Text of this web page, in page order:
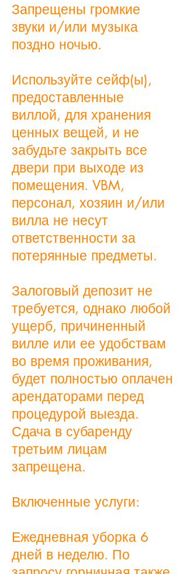
Запрещены громкие
звуки и/или музыка
поздно ночью.
Используйте сейф(ы),
предоставленные
виллой, для хранения
ценных вещей, и не
забудьте закрыть все
двери при выходе из
помещения. VBM,
персонал, хозяин и/или
вилла не несут
ответственности за
потерянные предметы.
Залоговый депозит не
требуется, однако любой
ущерб, причиненный
вилле или ее удобствам
во время проживания,
будет полностью оплачен
арендаторами перед
процедурой выезда.
Сдача в субаренду
третьим лицам
запрещена.
Включенные услуги:
Ежедневная уборка 6
дней в неделю. По